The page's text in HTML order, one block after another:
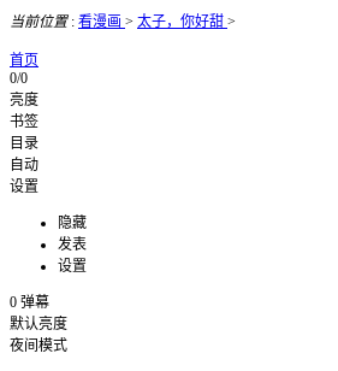
当前位置: 看漫画 > 太子，你好甜 >
首页
0/0
亮度
书签
目录
自动
设置
隐藏
发表
设置
0 弹幕
默认亮度
夜间模式